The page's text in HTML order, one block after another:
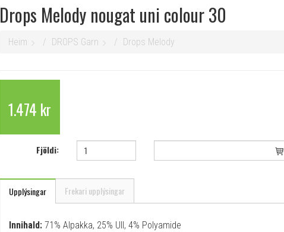
Drops Melody nougat uni colour 30
Heim DROPS Garn Drops Melody
1.474 kr
Fjöldi:
Upplýsingar Frekari upplýsingar
Innihald: 71% Alpakka, 25% Ull, 4% Polyamide